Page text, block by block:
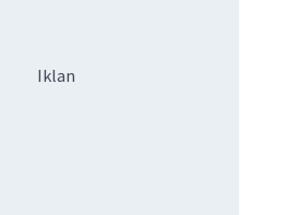
Iklan